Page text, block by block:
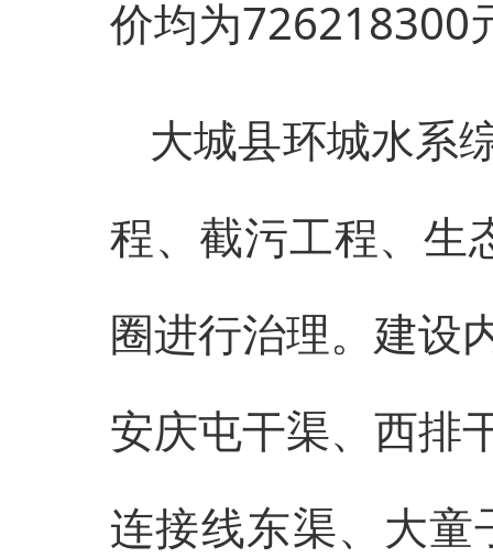
价均为726218300
大城县环城水系
程、截污工程、生
圈进行治理。建设
安庆屯干渠、西排
连接线东渠、大